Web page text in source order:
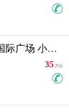
超低首付 富豪青年国际广场 小高层住宅急售
35 万元